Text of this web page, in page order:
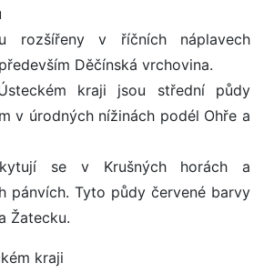
rozšířeny v říčních náplavech
Děčínská vrchovina.
kraji jsou střední půdy
v úrodných nížinách podél Ohře a
se v Krušných horách a
pánvích. Tyto půdy červené barvy
Žatecku.
kraji